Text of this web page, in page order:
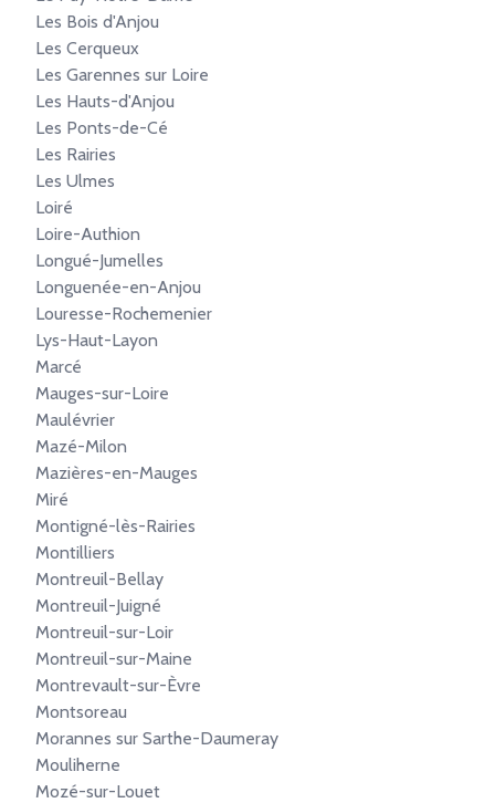
Les Bois d'Anjou
Les Cerqueux
Les Garennes sur Loire
Les Hauts-d'Anjou
Les Ponts-de-Cé
Les Rairies
Les Ulmes
Loiré
Loire-Authion
Longué-Jumelles
Longuenée-en-Anjou
Louresse-Rochemenier
Lys-Haut-Layon
Marcé
Mauges-sur-Loire
Maulévrier
Mazé-Milon
Mazières-en-Mauges
Miré
Montigné-lès-Rairies
Montilliers
Montreuil-Bellay
Montreuil-Juigné
Montreuil-sur-Loir
Montreuil-sur-Maine
Montrevault-sur-Èvre
Montsoreau
Morannes sur Sarthe-Daumeray
Mouliherne
Mozé-sur-Louet